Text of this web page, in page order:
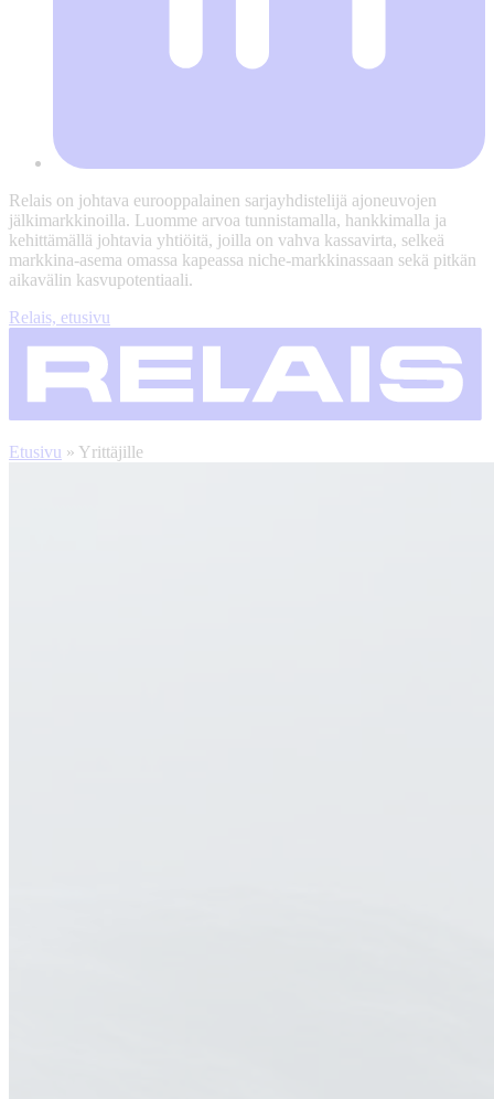
Relais on johtava eurooppalainen sarjayhdistelijä ajoneuvojen
jälkimarkkinoilla. Luomme arvoa tunnistamalla, hankkimalla ja
kehittämällä johtavia yhtiöitä, joilla on vahva kassavirta, selkeä
markkina-asema omassa kapeassa niche-markkinassaan sekä pitkän
aikavälin kasvupotentiaali.
Relais, etusivu
Etusivu » Yrittäjille